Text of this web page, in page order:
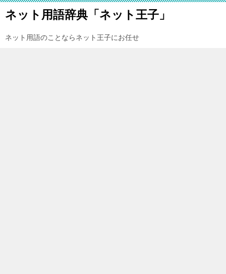
ネット用語辞典「ネット王子」
ネット用語のことならネット王子にお任せ